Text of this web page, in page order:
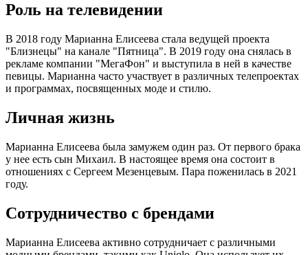
Роль на телевидении
В 2018 году Марианна Елисеева стала ведущей проекта
"Близнецы" на канале "Пятница". В 2019 году она снялась в
рекламе компании "МегаФон" и выступила в ней в качестве
певицы. Марианна часто участвует в различных телепроектах
и программах, посвященных моде и стилю.
Личная жизнь
Марианна Елисеева была замужем один раз. От первого брака
у нее есть сын Михаил. В настоящее время она состоит в
отношениях с Сергеем Мезенцевым. Пара поженилась в 2021
году.
Сотрудничество с брендами
Марианна Елисеева активно сотрудничает с различными